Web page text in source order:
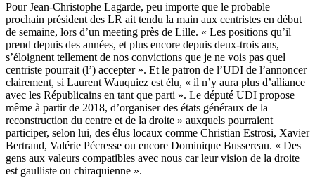
Pour Jean-Christophe Lagarde, peu importe que le probable
prochain président des LR ait tendu la main aux centristes en début
de semaine, lors d’un meeting près de Lille. « Les positions qu’il
prend depuis des années, et plus encore depuis deux-trois ans,
s’éloignent tellement de nos convictions que je ne vois pas quel
centriste pourrait (l’) accepter ». Et le patron de l’UDI de l’annoncer
clairement, si Laurent Wauquiez est élu, « il n’y aura plus d’alliance
avec les Républicains en tant que parti ». Le député UDI propose
même à partir de 2018, d’organiser des états généraux de la
reconstruction du centre et de la droite » auxquels pourraient
participer, selon lui, des élus locaux comme Christian Estrosi, Xavier
Bertrand, Valérie Pécresse ou encore Dominique Bussereau. « Des
gens aux valeurs compatibles avec nous car leur vision de la droite
est gaulliste ou chiraquienne ».